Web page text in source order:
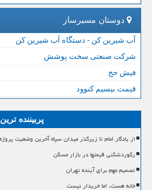
دوستان مسیرساز
آب شیرین کن - دستگاه آب شیرین کن
شرکت صنعتی سخت پوشش
فیش حج
قیمت بیسیم کنوود
پربیننده
از یادگار امام تا زیرگذر میدان سپاه آخرین وضعیت
رکوردشکنی قیمتها در بازار مسکن
تصمیم مهم برای آینده تهران
خانه هست، اما خریدار نیست